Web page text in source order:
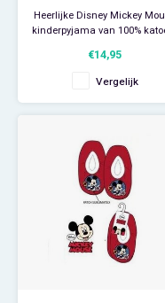
Heerlijke Disney Mickey
kinderpyjama van 100%
zo leuk!
€14,95
Vergelijk